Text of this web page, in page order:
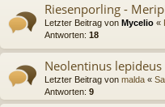
Riesenporling -
Letzter Beitrag von Mycelio «
Antworten: 18
Neolentinus
Letzter Beitrag von malda «
Antworten: 9